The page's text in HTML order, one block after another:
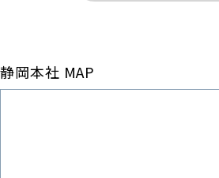
静岡本社 MAP